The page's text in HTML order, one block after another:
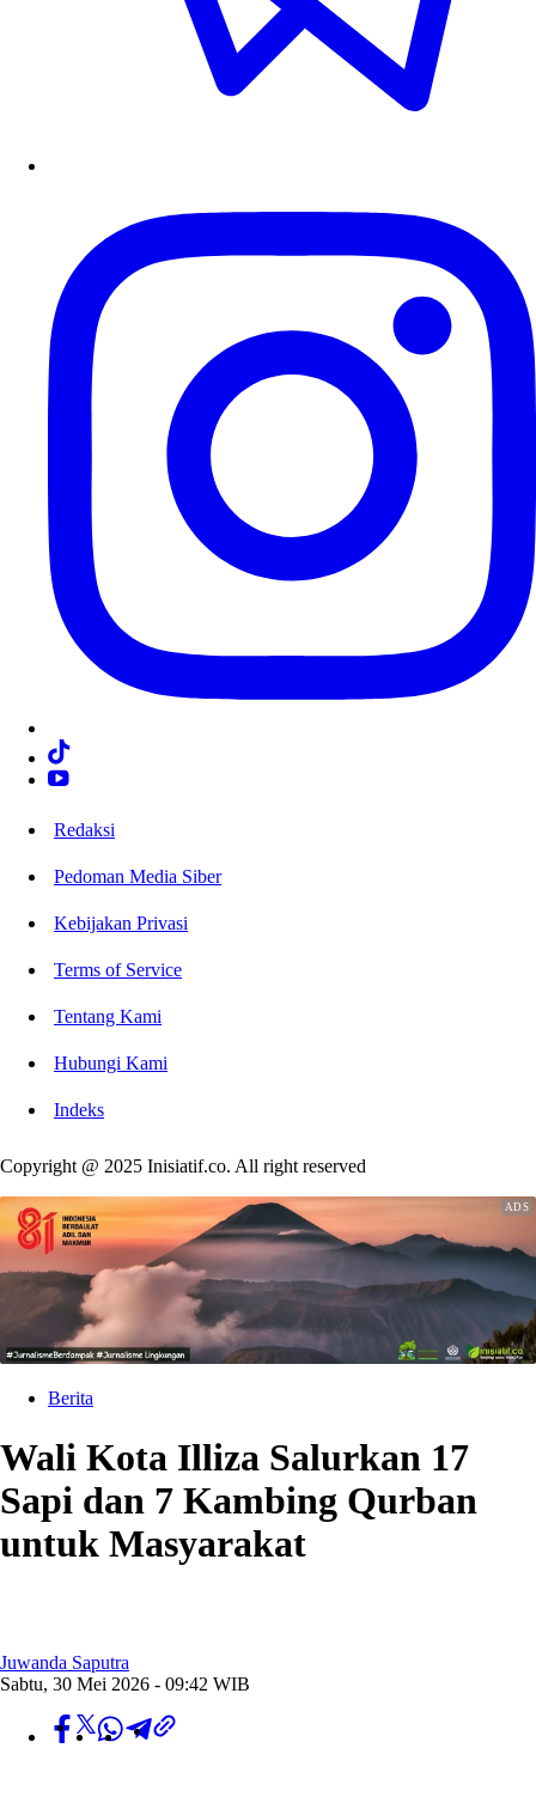
Redaksi
Pedoman Media Siber
Kebijakan Privasi
Terms of Service
Tentang Kami
Hubungi Kami
Indeks
Copyright @ 2025 Inisiatif.co. All right reserved
Berita
Wali Kota Illiza Salurkan 17
Sapi dan 7 Kambing Qurban
untuk Masyarakat
Juwanda Saputra
Sabtu, 30 Mei 2026 - 09:42 WIB